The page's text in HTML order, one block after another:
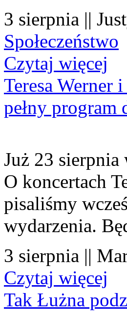
3 sierpnia ||
Społeczeństwo
Czytaj więcej
Teresa Werner
pełny
Już 23
O koncertach
pisaliśmy
wydarzenia.
3 sierpnia ||
Czytaj więcej
Tak Łużna